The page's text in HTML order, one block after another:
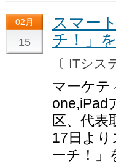
02月
15
スマー
チ！」
〔 ITシ
マーケテ
one,iPad
区、代表
17日よ
ーチ！」